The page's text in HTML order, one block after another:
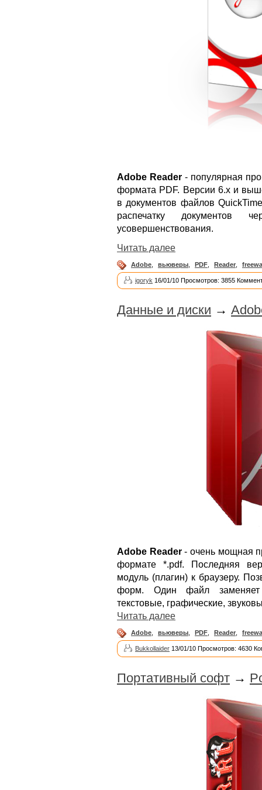
Adobe Reader - популярная
формата PDF. Версии 6.x и
в документов файлов
распечатку документов
усовершенствования.
Читать далее
Adobe вьюверы PDF Reader
igoryk 16/01/10 Просмотров: 3855
Данные и диски →
Adobe Reader- очень мощная
формате *.pdf. Последняя
модуль (плагин) к браузеру.
форм. Один файл заменяет
текстовые, графические,
Читать далее
Adobe вьюверы PDF Reader
Bukkollaider 13/01/10 Просмотров: 4630
Портативный софт →